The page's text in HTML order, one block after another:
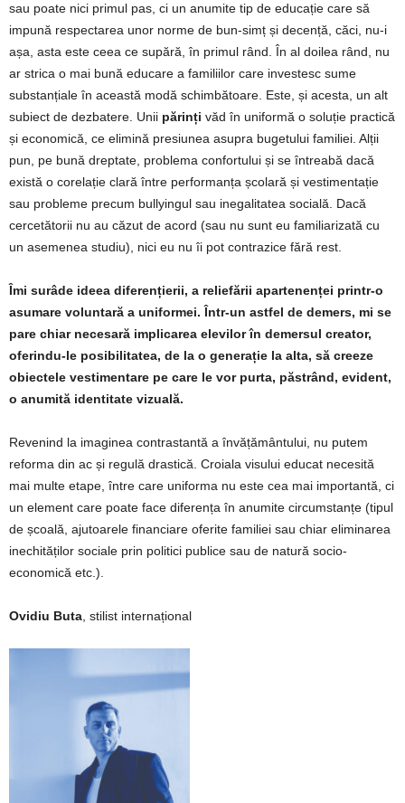
sau poate nici primul pas, ci un anumite tip de educație care să
impună respectarea unor norme de bun-simț și decență, căci, nu-i
așa, asta este ceea ce supără, în primul rând. În al doilea rând, nu
ar strica o mai bună educare a familiilor care investesc sume
substanțiale în această modă schimbătoare. Este, și acesta, un alt
subiect de dezbatere. Unii părinți văd în uniformă o soluție practică
și economică, ce elimină presiunea asupra bugetului familiei. Alții
pun, pe bună dreptate, problema confortului și se întreabă dacă
există o corelație clară între performanța școlară și vestimentație
sau probleme precum bullyingul sau inegalitatea socială. Dacă
cercetătorii nu au căzut de acord (sau nu sunt eu familiarizată cu
un asemenea studiu), nici eu nu îi pot contrazice fără rest.
Îmi surâde ideea diferențierii, a reliefării apartenenței printr-o
asumare voluntară a uniformei. Într-un astfel de demers, mi se
pare chiar necesară implicarea elevilor în demersul creator,
oferindu-le posibilitatea, de la o generație la alta, să creeze
obiectele vestimentare pe care le vor purta, păstrând, evident,
o anumită identitate vizuală.
Revenind la imaginea contrastantă a învățământului, nu putem
reforma din ac și regulă drastică. Croiala visului educat necesită
mai multe etape, între care uniforma nu este cea mai importantă, ci
un element care poate face diferența în anumite circumstanțe (tipul
de școală, ajutoarele financiare oferite familiei sau chiar eliminarea
inechităților sociale prin politici publice sau de natură socio-
economică etc.).
Ovidiu Buta stilist internațional